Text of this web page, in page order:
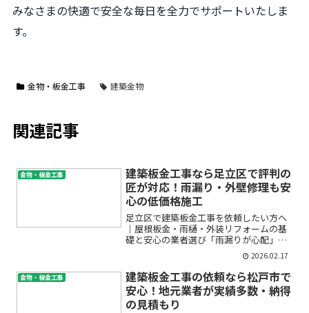
みなさまの快適で安全な毎日を全力でサポートいたしま
す。
金物・板金工事 建築金物
関連記事
金物・板金工事
建築板金工事なら足立区で評判の
匠が対応！雨漏り・外壁修理も安
心の低価格施工
足立区で建築板金工事を依頼したい方へ
｜屋根板金・雨樋・外装リフォームの基
礎と安心の業者選び「雨漏りが心配」
「外壁や屋根のサビや劣化が気になる」
「リフォーム業者選びで失敗したくな
い」——こんなお悩みを抱えてはいませ
んか？特に建築板金工事や外装...
2026.02.17
金物・板金工事
建築板金工事の依頼なら松戸市で
安心！地元業者が実績多数・納得
の見積もり